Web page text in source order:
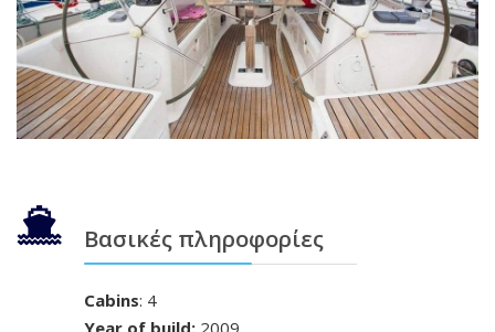
Βασικές πληροφορίες
Cabins: 4